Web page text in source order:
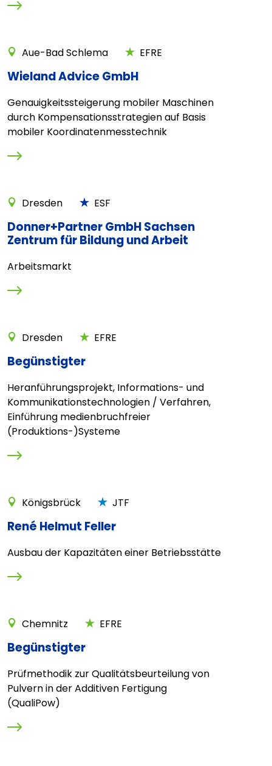
Aue-Bad Schlema EFRE
Wieland Advice GmbH
Genauigkeitssteigerung mobiler Maschinen
durch Kompensationsstrategien auf Basis
mobiler Koordinatenmesstechnik
Dresden ESF
Donner+Partner GmbH Sachsen
Zentrum für Bildung und Arbeit
Arbeitsmarkt
Dresden EFRE
Begünstigter
Heranführungsprojekt, Informations- und
Kommunikationstechnologien / Verfahren,
Einführung medienbruchfreier
(Produktions-)Systeme
Königsbrück JTF
René Helmut Feller
Ausbau der Kapazitäten einer Betriebsstätte
Chemnitz EFRE
Begünstigter
Prüfmethodik zur Qualitätsbeurteilung von
Pulvern in der Additiven Fertigung
(QualiPow)